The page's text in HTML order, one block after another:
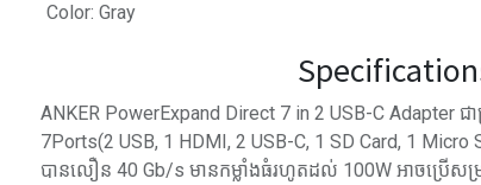
Color: Gray
ANKER PowerExpand Direct 7 in 2 USB-C Adapter ជ
7Ports(2 USB, 1 HDMI, 2 USB-C, 1 SD Card, 1 Micro
បានលឿន 40 Gb/s មានកម្លាំងធំរហូតដល់ 100W អាចប្រើសម្